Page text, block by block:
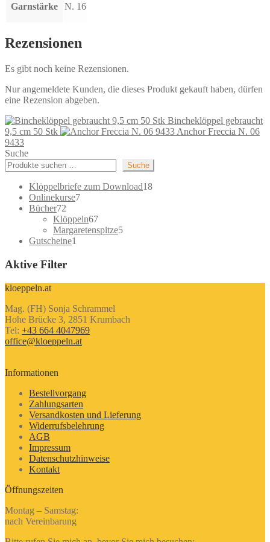
Garnstärke N. 16
Rezensionen
Es gibt noch keine Rezensionen.
Nur angemeldete Kunden, die dieses Produkt gekauft haben, dürfen
eine Rezension abgeben.
Bincheklöppel gebraucht
9,5 cm 50 Stk
Anchor Freccia N. 06
9433
Suche
Suche
Klöppelbriefe zum Download1818
Onlinekurse77
Bücher72
Produkte
Klöppeln6767
Produkte
Margaretenspitze55
Gutscheine1
Aktive Filter
kloeppeln.at
Mag. (FH) Sonja Schrammel
Hohe Brücke 3, 2851 Krumbach
Tel: +43 664 4047969
office@kloeppeln.at
Informationen
Bestellvorgang
Zahlungsarten
Versandkosten und Lieferung
Widerrufsbelehrung
AGB
Impressum
Datenschutzhinweise
Kontakt
Öffnungszeiten
Montag – Samstag:
nach Vereinbarung